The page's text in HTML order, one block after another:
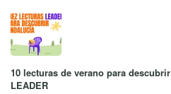
10 lecturas de verano para
LEADER